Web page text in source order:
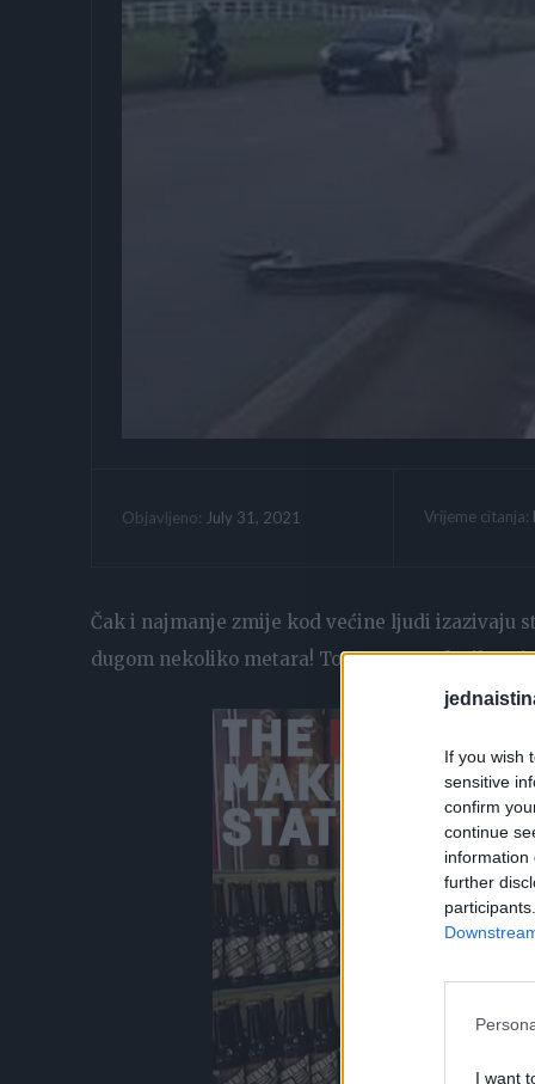
If you wish
sensitive
confirm
continue
information
further
I want
Objavljeno: July 31, 2021 Vrijeme citanja:
Čak i najmanje zmije kod većine ljudi izazivaju
dugom nekoliko metara! To se upravo desilo